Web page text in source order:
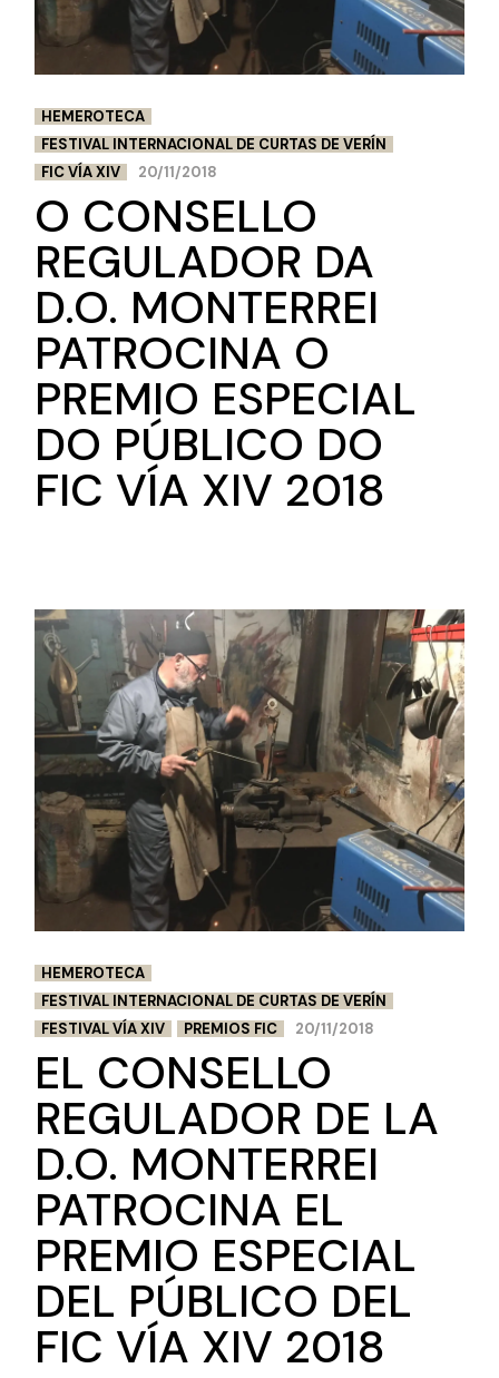
HEMEROTECA
FESTIVAL INTERNACIONAL DE CURTAS DE VERÍN
FIC VÍA XIV
20/11/2018
O CONSELLO
REGULADOR DA
D.O. MONTERREI
PATROCINA O
PREMIO ESPECIAL
DO PÚBLICO DO
FIC VÍA XIV 2018
HEMEROTECA
FESTIVAL INTERNACIONAL DE CURTAS DE VERÍN
FESTIVAL VÍA XIV
PREMIOS FIC 20/11/2018
EL CONSELLO
REGULADOR DE LA
D.O. MONTERREI
PATROCINA EL
PREMIO ESPECIAL
DEL PÚBLICO DEL
FIC VÍA XIV 2018